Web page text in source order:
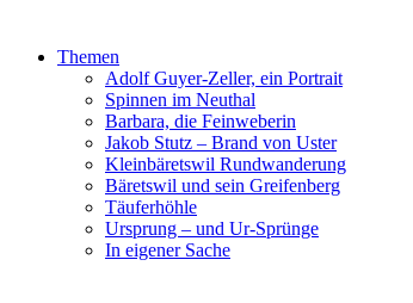
Themen
Adolf Guyer-Zeller, ein Portrait
Spinnen im Neuthal
Barbara, die Feinweberin
Jakob Stutz – Brand von Uster
Kleinbäretswil Rundwanderung
Bäretswil und sein Greifenberg
Täuferhöhle
Ursprung – und Ur-Sprünge
In eigener Sache